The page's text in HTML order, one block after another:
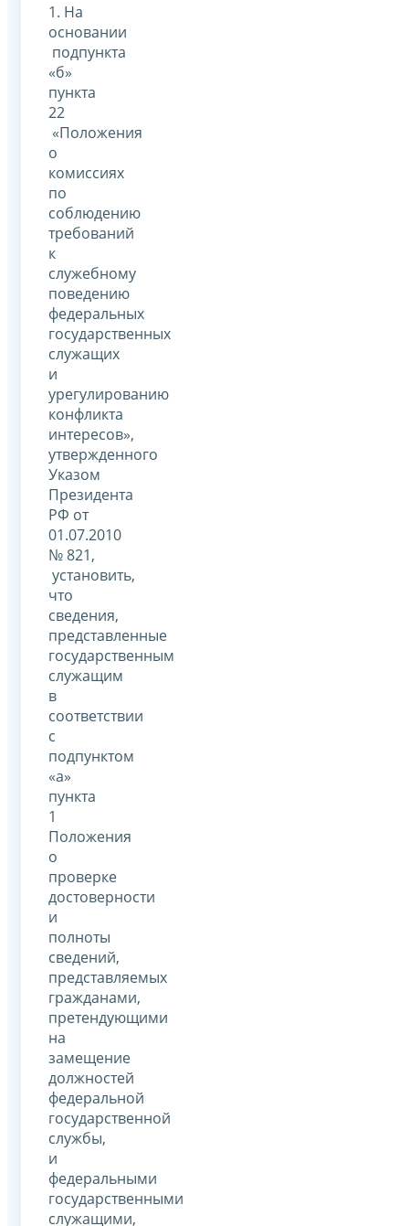
1. На
основании
подпункта
«б»
пункта
22
«Положения
о
комиссиях
по
соблюдению
требований
к
служебному
поведению
федеральных
государственных
служащих
и
урегулированию
конфликта
интересов»,
утвержденного
Указом
Президента
РФ от
01.07.2010
№ 821,
установить,
что
сведения,
представленные
государственным
служащим
в
соответствии
с
подпунктом
«а»
пункта
1
Положения
о
проверке
достоверности
и
полноты
сведений,
представляемых
гражданами,
претендующими
на
замещение
должностей
федеральной
государственной
службы,
и
федеральными
государственными
служащими,